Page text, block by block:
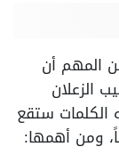
المهم أن
الزعلان
الكلمات ستقع
ومن أهمها: